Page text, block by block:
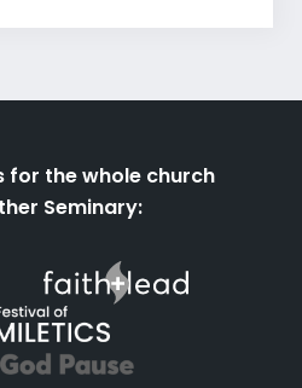
for the whole church
Seminary: